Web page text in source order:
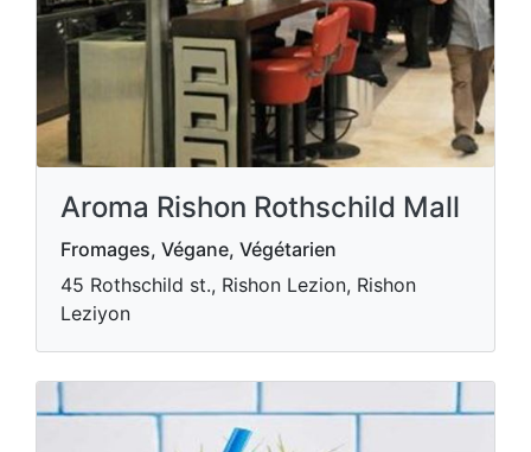
Aroma Rishon Rothschild Mall
Fromages, Végane, Végétarien
45 Rothschild st., Rishon Lezion, Rishon
Leziyon